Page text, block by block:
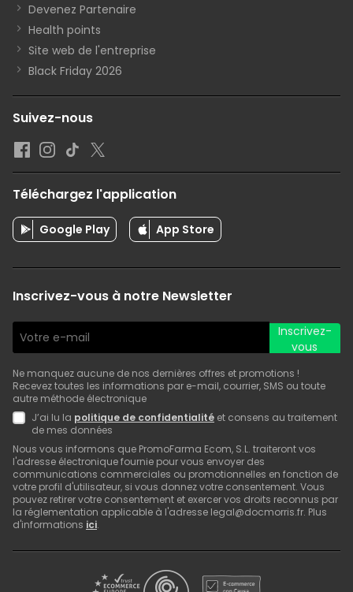
Devenez Partenaire
Health points
Site web de l'entreprise
Black Friday 2026
Suivez-nous
Téléchargez l'application
Google Play App Store
Inscrivez-vous à notre Newsletter
Inscrivez-
vous
Ne manquez aucune de nos dernières offres et promotions !
Recevez toutes les informations par e-mail, courrier, SMS ou toute
autre méthode électronique
J’ai lu la politique de confidentialité et consens au traitement
de mes données
Nous vous informons que PromoFarma Ecom, S.L. traiteront vos
l'adresse électronique fournie pour vous envoyer des
communications commerciales ou promotionnelles en fonction de
votre profil d'utilisateur, si vous donnez votre consentement. Vous
pouvez retirer votre consentement et exercer vos droits reconnus par
la réglementation applicable à l'adresse legal@docmorris.fr. Plus
d'informations ici.